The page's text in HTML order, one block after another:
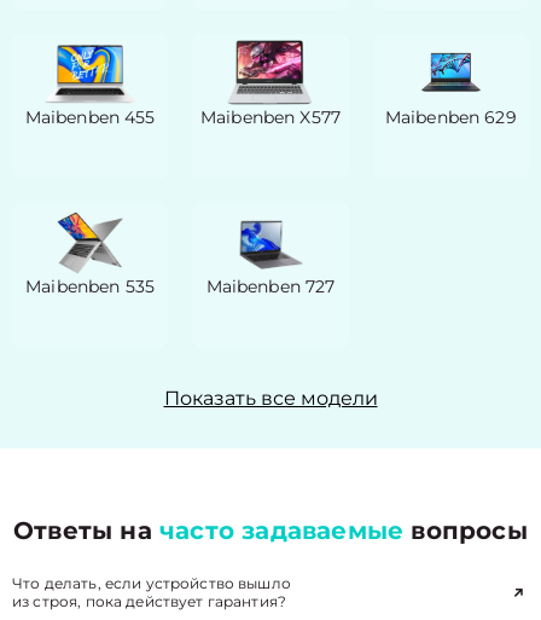
Maibenben 455 Maibenben X577 Maibenben 629
Maibenben 535 Maibenben 727
Показать все модели
Ответы начасто задаваемые вопросы
Что делать, если устройство вышло
из строя, пока действует гарантия?